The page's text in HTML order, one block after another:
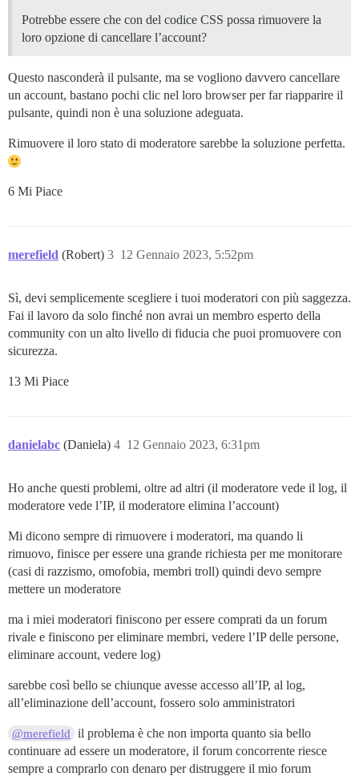
Potrebbe essere che con del codice CSS possa rimuovere la
loro opzione di cancellare l’account?
Questo nasconderà il pulsante, ma se vogliono davvero cancellare
un account, bastano pochi clic nel loro browser per far riapparire il
pulsante, quindi non è una soluzione adeguata.
Rimuovere il loro stato di moderatore sarebbe la soluzione perfetta.
6 Mi Piace
merefield (Robert) 12 Gennaio 2023, 5:52pm
3
Sì, devi semplicemente scegliere i tuoi moderatori con più saggezza.
Fai il lavoro da solo finché non avrai un membro esperto della
community con un alto livello di fiducia che puoi promuovere con
sicurezza.
13 Mi Piace
danielabc (Daniela) 12 Gennaio 2023, 6:31pm
4
Ho anche questi problemi, oltre ad altri (il moderatore vede il log, il
moderatore vede l’IP, il moderatore elimina l’account)
Mi dicono sempre di rimuovere i moderatori, ma quando li
rimuovo, finisce per essere una grande richiesta per me monitorare
(casi di razzismo, omofobia, membri troll) quindi devo sempre
mettere un moderatore
ma i miei moderatori finiscono per essere comprati da un forum
rivale e finiscono per eliminare membri, vedere l’IP delle persone,
eliminare account, vedere log)
sarebbe così bello se chiunque avesse accesso all’IP, al log,
all’eliminazione dell’account, fossero solo amministratori
@merefield
il problema è che non importa quanto sia bello
continuare ad essere un moderatore, il forum concorrente riesce
sempre a comprarlo con denaro per distruggere il mio forum